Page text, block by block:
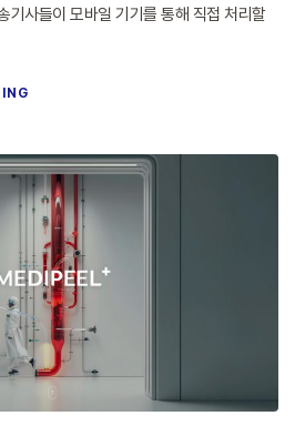
기사들이 모바일 기기를 통해 직접 처리할